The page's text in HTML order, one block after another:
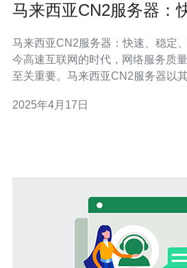
马来西亚CN2服务器：
马来西亚CN2服务器：快速、稳定、高
今高速互联网的时代，网络服务质
至关重要。马来西亚CN2服务器以
服务器采用了专业的网络架构和优
2025年4月17日